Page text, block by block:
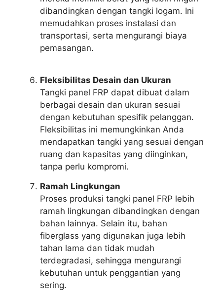
dibandingkan dengan tangki logam. Ini
memudahkan proses instalasi dan
transportasi, serta mengurangi biaya
pemasangan.
Fleksibilitas Desain dan Ukuran
Tangki panel FRP dapat dibuat dalam
berbagai desain dan ukuran sesuai
dengan kebutuhan spesifik pelanggan.
Fleksibilitas ini memungkinkan Anda
mendapatkan tangki yang sesuai dengan
ruang dan kapasitas yang diinginkan,
tanpa perlu kompromi.
Ramah Lingkungan
Proses produksi tangki panel FRP lebih
ramah lingkungan dibandingkan dengan
bahan lainnya. Selain itu, bahan
fiberglass yang digunakan juga lebih
tahan lama dan tidak mudah
terdegradasi, sehingga mengurangi
kebutuhan untuk penggantian yang
sering.